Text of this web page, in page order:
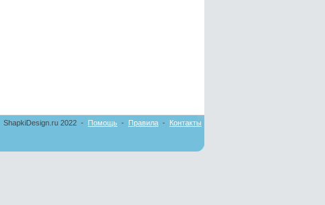
ShapkiDesign.ru 2022 - Помощь - Правила - Контакты